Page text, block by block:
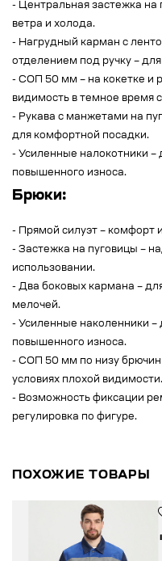
- Центральная застежка
ветра и холода.
- Нагрудный карман с
отделением под ручку –
- СОП 50 мм – на кокетке и
видимость в темное время
- Рукава с манжетами на
для комфортной посадки.
- Усиленные налокотники –
повышенного износа.
Брюки:
- Прямой силуэт – комфорт
- Застежка на пуговицы –
использовании.
- Два боковых кармана –
мелочей.
- Усиленные наколенники –
повышенного износа.
- СОП 50 мм по низу брючин
условиях плохой видимости.
- Возможность фиксации
регулировка по фигуре.
ПОХОЖИЕ ТОВАРЫ